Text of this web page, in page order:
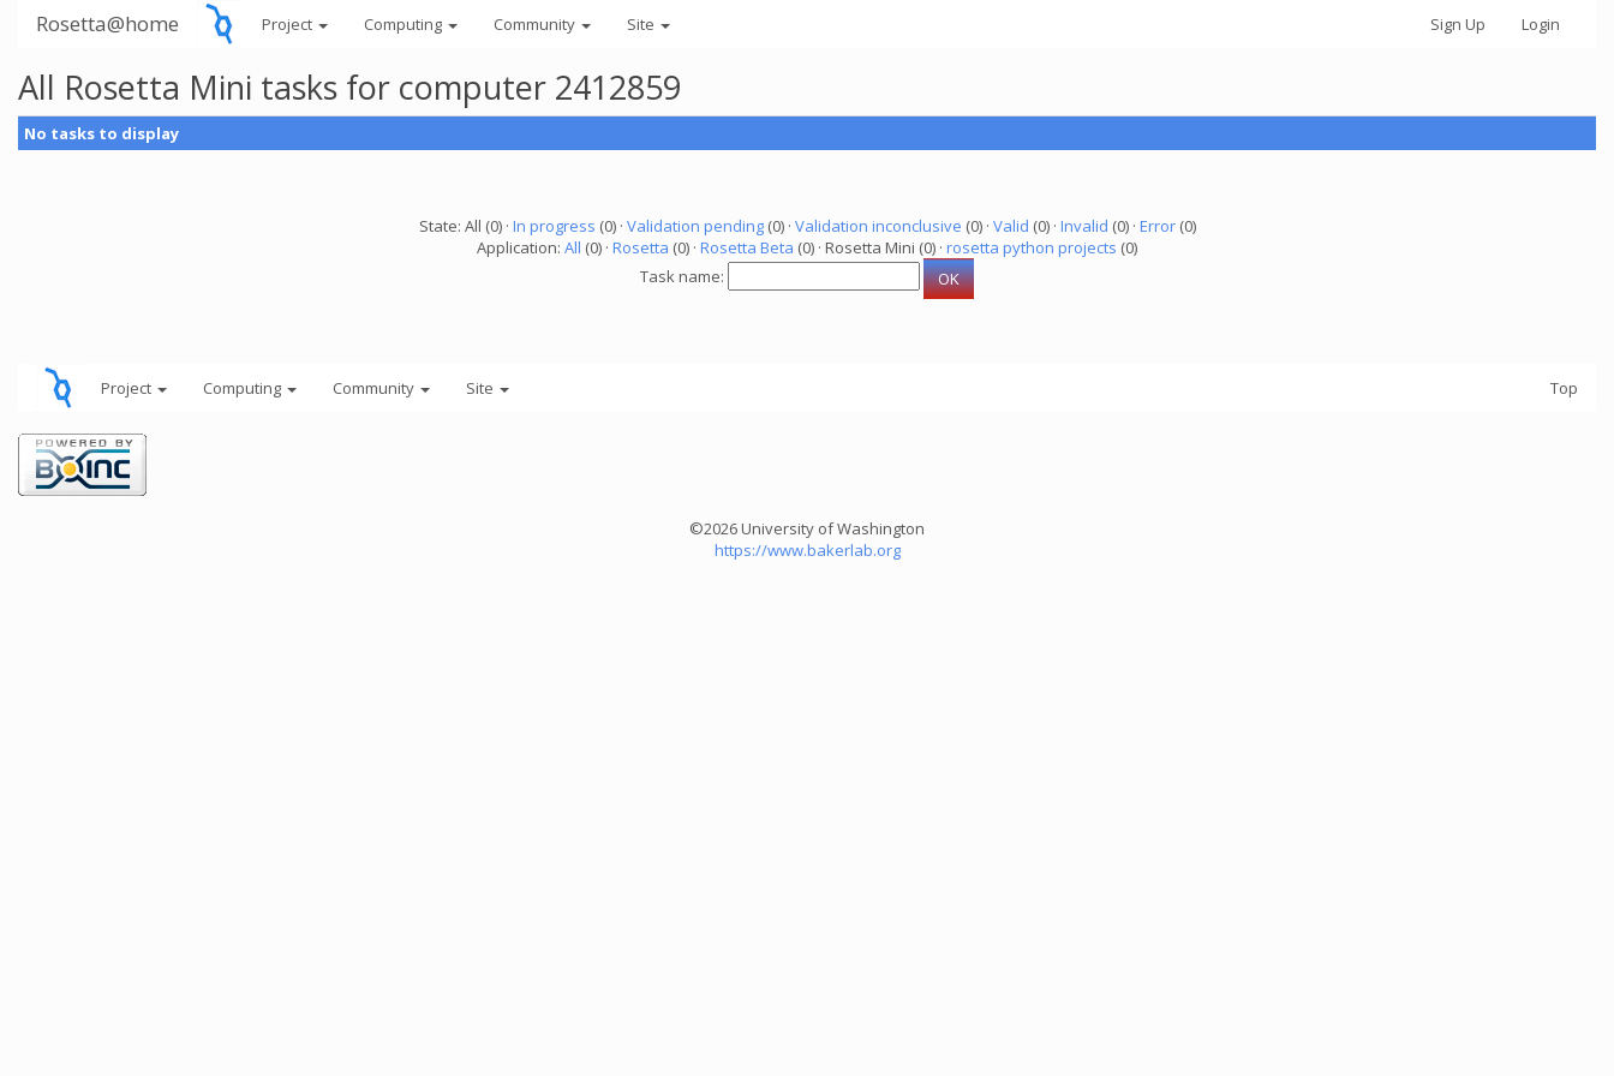
Rosetta@home Project Computing Community Site Sign Up Login
All Rosetta Mini tasks for computer 2412859
No tasks to display
State: All (0) · In progress (0) · Validation pending(0) · Validation inconclusive (0) · Valid (0) · Invalid (0) · Error(0)
Application: All (0) · Rosetta (0) · Rosetta Beta (0) · Rosetta Mini (0) · rosetta python projects (0)
Task name:
Project Computing Community Site Top
©2026 University of Washington
https://www.bakerlab.org